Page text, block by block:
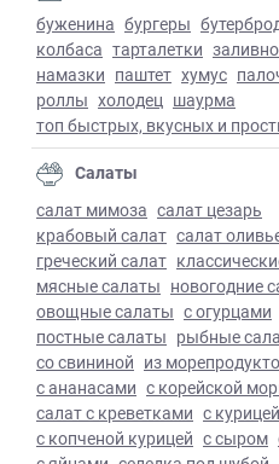
буженина бургеры
колбаса тарталетки
намазки паштет хумус
роллы холодец шаурма
топ быстрых, вкусных и
Салаты
салат мимоза салат цезарь
крабовый салат салат
греческий салат
мясные салаты новогодние
овощные салаты с огурцами
постные салаты рыбные
со свининой из
с ананасами с корейской
салат с креветками с курицей
с копченой курицей с сыром